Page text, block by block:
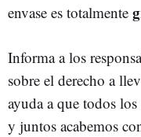
envase es totalmente
Informa a los
sobre el derecho a
ayuda a que todos los
y juntos acabemos